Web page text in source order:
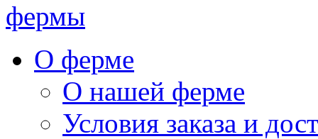
фермы
О ферме
О нашей ферме
Условия заказа и